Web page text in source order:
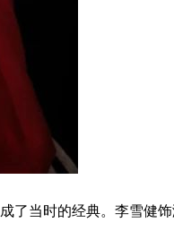
了当时的经典。李雪健